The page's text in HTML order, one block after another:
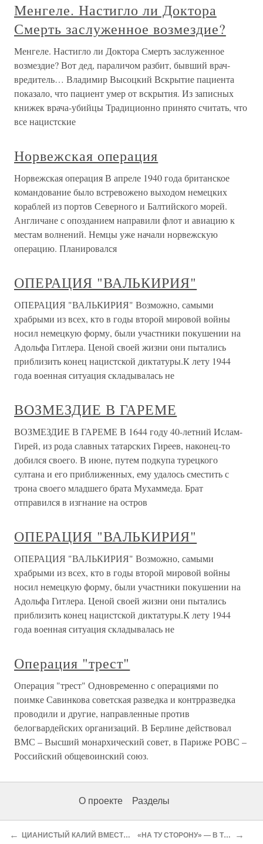
Менгеле. Настигло ли Доктора
Смерть заслуженное возмездие?
Менгеле. Настигло ли Доктора Смерть заслуженное
возмездие? Вот дед, параличом разбит, бывший врач-
вредитель… Владимир Высоцкий Вскрытие пациента
показало, что пациент умер от вскрытия. Из записных
книжек врача-убийцы Традиционно принято считать, что
все нацистские
Норвежская операция
Норвежская операция В апреле 1940 года британское
командование было встревожено выходом немецких
кораблей из портов Северного и Балтийского морей.
Англичане с опозданием направили флот и авиацию к
местам волнений. Немцы уже начали норвежскую
операцию. Планировался
ОПЕРАЦИЯ "ВАЛЬКИРИЯ"
ОПЕРАЦИЯ "ВАЛЬКИРИЯ" Возможно, самыми
храбрыми из всех, кто в годы второй мировой войны
носил немецкую форму, были участники покушении на
Адольфа Гитлера. Ценой своей жизни они пытались
приблизить конец нацистской диктатуры.К лету 1944
года военная ситуация складывалась не
ВОЗМЕЗДИЕ В ГАРЕМЕ
ВОЗМЕЗДИЕ В ГАРЕМЕ В 1644 году 40-летний Ислам-
Гирей, из рода славных татарских Гиреев, наконец-то
добился своего. В июне, путем подкупа турецкого
султана и его приближенных, ему удалось сместить с
трона своего младшего брата Мухаммеда. Брат
отправился в изгнание на остров
ОПЕРАЦИЯ "ВАЛЬКИРИЯ"
ОПЕРАЦИЯ "ВАЛЬКИРИЯ" Возможно, самыми
храбрыми из всех, кто в годы второй мировой войны
носил немецкую форму, были участники покушении на
Адольфа Гитлера. Ценой своей жизни они пытались
приблизить конец нацистской диктатуры.К лету 1944
года военная ситуация складывалась не
Операция "трест"
Операция "трест" Одновременно с операциями по
поимке Савинкова советская разведка и контрразведка
проводили и другие, направленные против
белогвардейских организаций. В Берлине действовал
ВМС – Высший монархический совет, в Париже РОВС –
Российский общевоинский союз.
О проекте Разделы
← ЦИАНИСТЫЙ КАЛИЙ ВМЕСТО СОДЫ «НА ТУ СТОРОНУ» — В ТУРЦИЮ →